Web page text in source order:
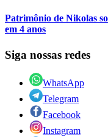
Patrimônio de Nikolas
em 4 anos
Siga nossas redes
WhatsApp
Telegram
Facebook
Instagram